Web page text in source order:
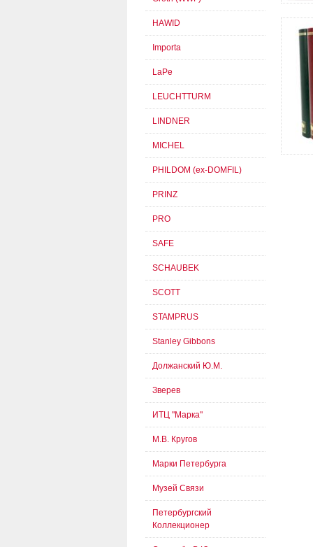
HAWID
Importa
LaPe
LEUCHTTURM
LINDNER
MICHEL
PHILDOM (ex-DOMFIL)
PRINZ
PRO
SAFE
SCHAUBEK
SCOTT
STAMPRUS
Stanley Gibbons
Должанский Ю.М.
Зверев
ИТЦ "Марка"
М.В. Кругов
Марки Петербурга
Музей Связи
Петербургский
Коллекционер